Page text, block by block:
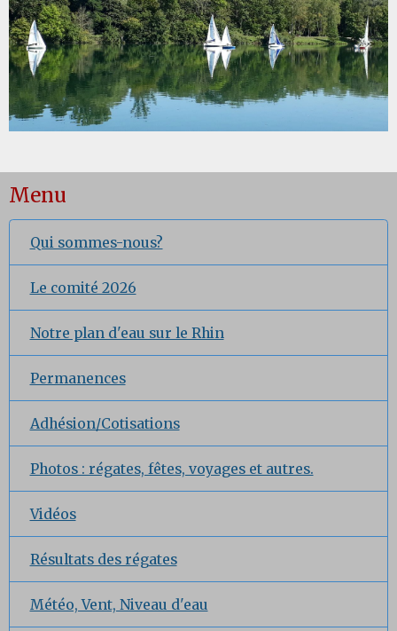
Menu
Qui sommes-nous?
Le comité 2026
Notre plan d'eau sur le Rhin
Permanences
Adhésion/Cotisations
Photos : régates, fêtes, voyages et autres.
Vidéos
Résultats des régates
Météo, Vent, Niveau d'eau